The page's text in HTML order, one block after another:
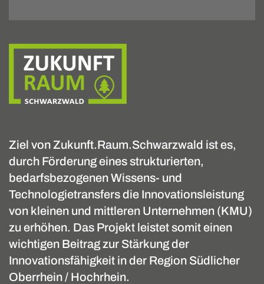
Ziel von Zukunft.Raum.Schwarzwald ist es,
durch Förderung eines strukturierten,
bedarfsbezogenen Wissens- und
Technologietransfers die Innovationsleistung
von kleinen und mittleren Unternehmen (KMU)
zu erhöhen. Das Projekt leistet somit einen
wichtigen Beitrag zur Stärkung der
Innovationsfähigkeit in der Region Südlicher
Oberrhein / Hochrhein.